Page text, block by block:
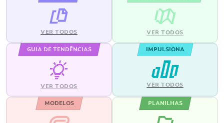
VER TODOS VER TODOS
GUIA DE TENDÊNCIAS
VER TODOS
IMPULSIONA
VER TODOS
MODELOS PLANILHAS